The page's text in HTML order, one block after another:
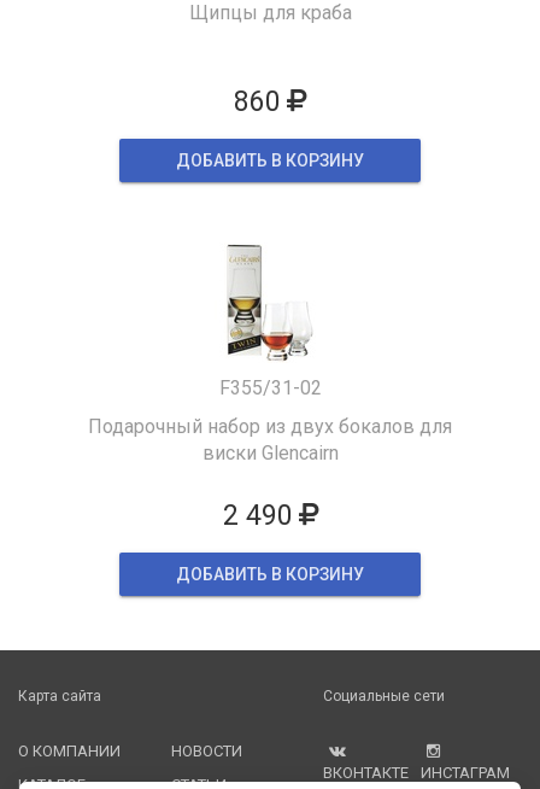
Щипцы для краба
860
ДОБАВИТЬ В КОРЗИНУ
F355/31-02
Подарочный набор из двух бокалов для
виски Glencairn
2 490
ДОБАВИТЬ В КОРЗИНУ
Карта сайта
О КОМПАНИИ
КАТАЛОГ
НОВОСТИ
СТАТЬИ
Социальные сети
ВКОНТАКТЕ ИНСТАГРАМ